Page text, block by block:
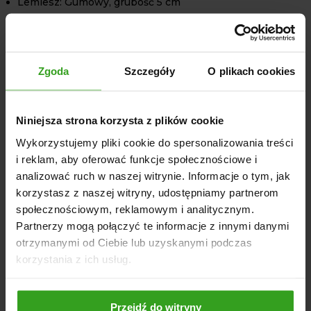
Zgoda Szczegóły O plikach cookies
Niniejsza strona korzysta z plików cookie
Wykorzystujemy pliki cookie do spersonalizowania treści
i reklam, aby oferować funkcje społecznościowe i
analizować ruch w naszej witrynie. Informacje o tym, jak
korzystasz z naszej witryny, udostępniamy partnerom
społecznościowym, reklamowym i analitycznym.
Partnerzy mogą połączyć te informacje z innymi danymi
otrzymanymi od Ciebie lub uzyskanymi podczas
korzystania z ich usług.
Przejdź do witryny
Wysokość pługa: około 70 cm
Kompatybilność: Ciągniki MF 255, 235, Ursus 2812, 3512
Zainwestuj w naszpług śnieżny MF 255, 235 oraz do
Ursus 2812 i 3512 i ciesz się efektywnym odśnieżaniem
bez kompromisów na jakości!
Oferujemy szeroki wybór pługów do różnych pojazdów,
takich jak ciągniki i inne maszyny. Dlatego, jeśli ten
produkt nie spełnia Twoich oczekiwań, zapraszam do
zapoznania się z naszą ofertą. Nasze produkty cechują się
najwyższą jakością wykonania, idealną do prac zimowych.
NASI KLIENCI WYBIERALI RÓWNIEŻ